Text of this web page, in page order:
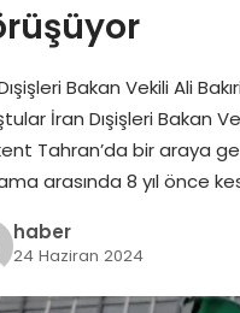
Bakan Vekili Ali
İran Dışişleri Bakan
Tahran’da bir araya
arasında 8 yıl önce
haber
24 Haziran 2024